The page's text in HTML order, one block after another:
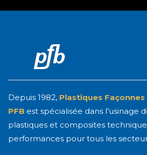
Depuis 1982, Plastiques
PFB est spécialisée dans l’usinage
plastiques et composites
performances pour tous les